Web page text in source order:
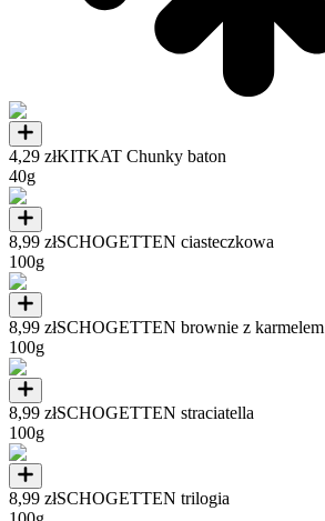
4,29 złKITKAT Chunky baton
40g
8,99 złSCHOGETTEN ciasteczkowa
100g
8,99 złSCHOGETTEN brownie z karmelem
100g
8,99 złSCHOGETTEN straciatella
100g
8,99 złSCHOGETTEN trilogia